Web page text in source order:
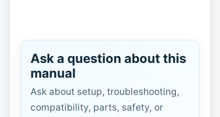
Ask a question about this
manual
Ask about setup, troubleshooting,
compatibility, parts, safety, or